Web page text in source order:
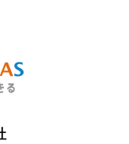
っての
があり